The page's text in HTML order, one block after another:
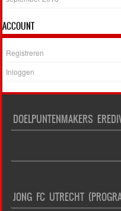
ACCOUNT
Registreren
Inloggen
DOELPUNTENMAKERS
JONG FC UTRECHT